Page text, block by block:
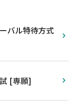
バル特待方式
[専願]